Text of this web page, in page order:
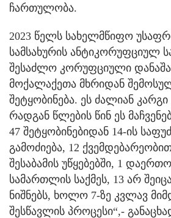
ჩართულობა.
2023 წელს სახელმწიფო
სამსახურის ანტიკორუფციულ
შესაძლო კორუფციული
მოქალაქეთა მხრიდან
შეტყობინება. ეს ძალიან კარგი
რადგან წლების წინ ეს
47 შეტყობინებიდან 14-ის
გამოძიება, 12
შესაბამის უწყებებში, 1
სამართლის საქმეს, 13 არ
ნიშნებს, ხოლო 7-ზე კვლავ
შესწავლის პროცესი“,-